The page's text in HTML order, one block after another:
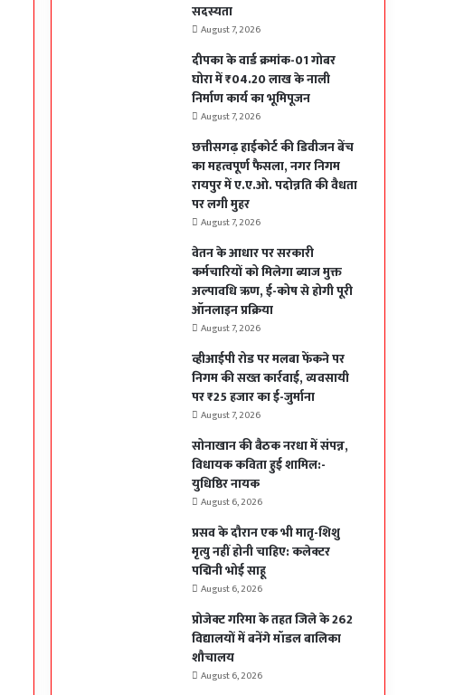
सदस्यता
August 7, 2026
दीपका के वार्ड क्रमांक-01 गोबर
घोरा में ₹04.20 लाख के नाली
निर्माण कार्य का भूमिपूजन
August 7, 2026
छत्तीसगढ़ हाईकोर्ट की डिवीजन बेंच
का महत्वपूर्ण फैसला, नगर निगम
रायपुर में ए.ए.ओ. पदोन्नति की वैधता
पर लगी मुहर
August 7, 2026
वेतन के आधार पर सरकारी
कर्मचारियों को मिलेगा ब्याज मुक्त
अल्पावधि ऋण, ई-कोष से होगी पूरी
ऑनलाइन प्रक्रिया
August 7, 2026
व्हीआईपी रोड पर मलबा फेंकने पर
निगम की सख्त कार्रवाई, व्यवसायी
पर ₹25 हजार का ई-जुर्माना
August 7, 2026
सोनाखान की बैठक नरधा में संपन्न,
विधायक कविता हुई शामिल:-
युधिष्ठिर नायक
August 6, 2026
प्रसव के दौरान एक भी मातृ-शिशु
मृत्यु नहीं होनी चाहिए: कलेक्टर
पद्मिनी भोई साहू
August 6, 2026
प्रोजेक्ट गरिमा के तहत जिले के 262
विद्यालयों में बनेंगे मॉडल बालिका
शौचालय
August 6, 2026